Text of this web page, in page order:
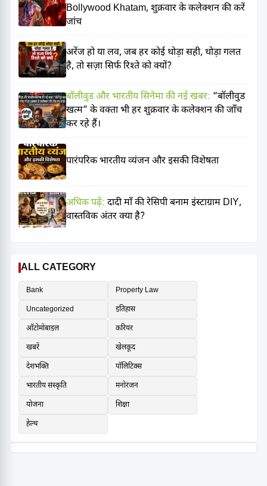
Bollywood Khatam, शुक्रवार के कलेक्शन की करें
जांच
अरेंज हो या लव, जब हर कोई थोड़ा सही, थोड़ा गलत
है, तो सज़ा सिर्फ रिश्ते को क्यों?
बॉलीवुड और भारतीय सिनेमा की नई खबर: “बॉलीवुड
खत्म” के वक्ता भी हर शुक्रवार के कलेक्शन की जाँच
कर रहे हैं।
पारंपरिक भारतीय व्यंजन और इसकी विशेषता
अधिक पढ़ें: दादी माँ की रेसिपी बनाम इंस्टाग्राम DIY,
वास्तविक अंतर क्या है?
ALL CATEGORY
Bank
Property Law
Uncategorized
इतिहास
ऑटोमोबाइल
करियर
खबरें
खेलकूद
देशभक्ति
पॉलिटिक्स
भारतीय संस्कृति
मनोरंजन
योजना
शिक्षा
हेल्थ